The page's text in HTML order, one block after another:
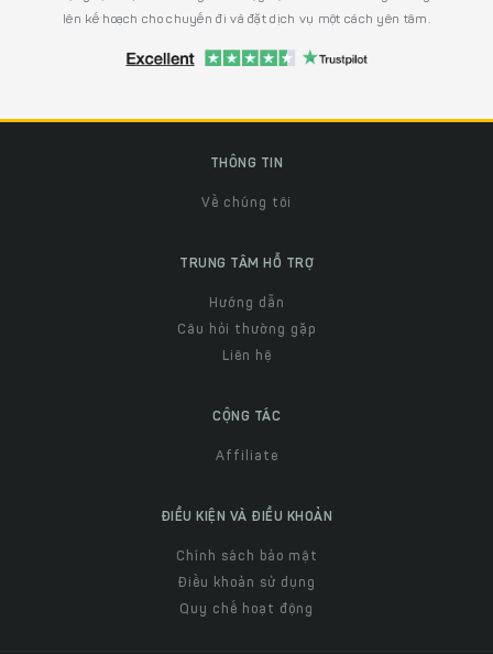
lên kế hoạch cho chuyến đi và đặt dịch vụ một cách yên tâm.
THÔNG TIN
Về chúng tôi
TRUNG TÂM HỖ TRỢ
Hướng dẫn
Câu hỏi thường gặp
Liên hệ
CỘNG TÁC
Affiliate
ĐIỀU KIỆN VÀ ĐIỀU KHOẢN
Chính sách bảo mật
Điều khoản sử dụng
Quy chế hoạt động